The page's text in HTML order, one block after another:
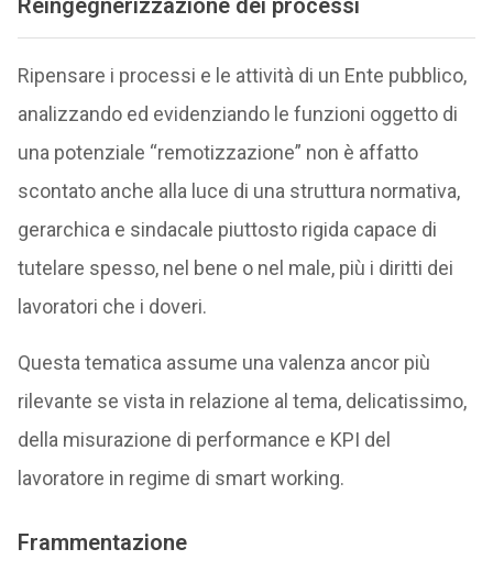
Reingegnerizzazione dei processi
Ripensare i processi e le attività di un Ente pubblico,
analizzando ed evidenziando le funzioni oggetto di
una potenziale “remotizzazione” non è affatto
scontato anche alla luce di una struttura normativa,
gerarchica e sindacale piuttosto rigida capace di
tutelare spesso, nel bene o nel male, più i diritti dei
lavoratori che i doveri.
Questa tematica assume una valenza ancor più
rilevante se vista in relazione al tema, delicatissimo,
della misurazione di performance e KPI del
lavoratore in regime di smart working.
Frammentazione